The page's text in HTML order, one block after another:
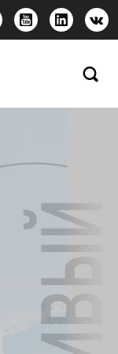
  
